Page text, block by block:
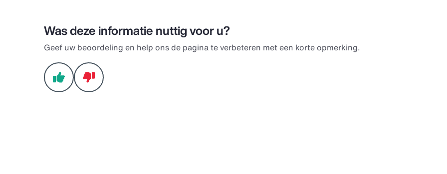
Was deze informatie nuttig voor u?
Geef uw beoordeling en help ons de pagina te verbeteren met een korte opmerking.